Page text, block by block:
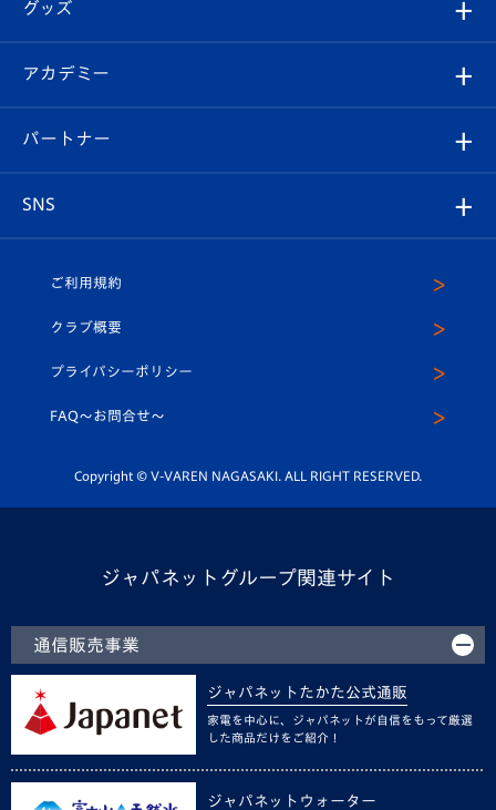
チケット
イベント
メディア
ホームタウン
スタッフプロフィール
マスコット紹介
平和祈念活動
ホームタウン活動
Revive Team
ヴィヴィくんの長崎おもてなしガイド
フォトギャラリー
スタジアムグルメ
V-LOVERS（ファンクラブ）
プレイヤーズスイート
グッズ
オンラインショップ
店舗情報
アカデミー
育成からのお知らせ
U-18
スクール
パートナー
SNS
ヴィヴィくんインスタグラム
公式LINE＠
ご利用規約
クラブ概要
プライバシーポリシー
FAQ〜お問合せ〜
Copyright © V-VAREN NAGASAKI. ALL RIGHT RESERVED.
ジャパネットグループ関連サイト
通信販売事業
ジャパネットたかた公式通販
家電を中心に、ジャパネットが自信をもって厳選
した商品だけをご紹介！
ジャパネットウォーター